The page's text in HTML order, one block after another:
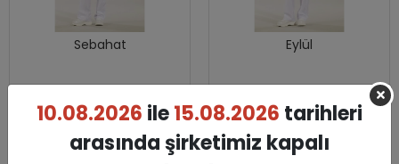
Sebahat
775,00 TL
Eylül
895,00 TL
10.08.2026 ile15.08.2026 tarihleri
arasında şirketimiz kapalı